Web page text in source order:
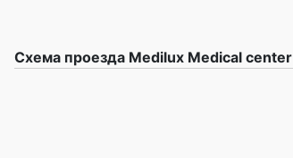
Схема проезда Medilux Medical center